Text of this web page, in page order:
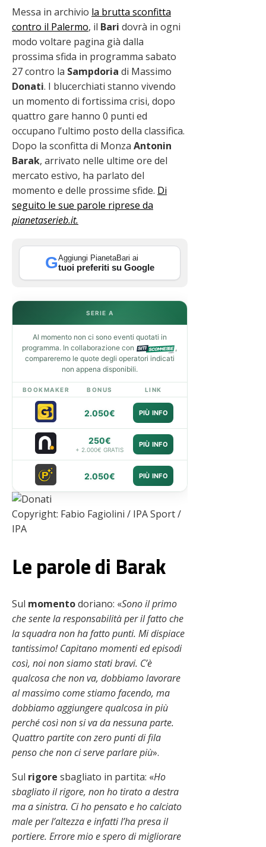
Messa in archivio la brutta sconfitta
contro il Palermo, il Bari dovrà in ogni
modo voltare pagina già dalla
prossima sfida in programma sabato
27 contro la Sampdoria di Massimo
Donati. I blucerchiati stanno vivendo
un momento di fortissima crisi, dopo
quattro gare hanno 0 punti ed
occupano l’ultimo posto della classifica.
Dopo la sconfitta di Monza Antonin
Barak, arrivato nelle ultime ore del
mercato estivo, ha parlato del
momento e delle prossime sfide. Di
seguito le sue parole riprese da
pianetaserieb.it.
GAggiungi PianetaBari ai
tuoi preferiti su Google
SERIE A
Al momento non ci sono eventi quotati in
programma. In collaborazione con
,
compareremo le quote degli operatori indicati
non appena disponibili.
BOOKMAKER BONUS LINK
2.050€ PIÙ INFO
250€
+ 2.000€ GRATIS
PIÙ INFO
2.050€ PIÙ INFO
Copyright: Fabio Fagiolini / IPA Sport /
IPA
Le parole di Barak
Sul momentodoriano: «Sono il primo
che sente la responsabilità per il fatto che
la squadra non ha fatto punti. Mi dispiace
tantissimo! Capitano momenti ed episodi
così, noi non siamo stati bravi. C’è
qualcosa che non va, dobbiamo lavorare
al massimo come stiamo facendo, ma
dobbiamo aggiungere qualcosa in più
perché così non si va da nessuna parte.
Quattro partite con zero punti di fila
penso che non ci serve parlare più».
Sul rigore sbagliato in partita: «Ho
sbagliato il rigore, non ho tirato a destra
ma a sinistra. Ci ho pensato e ho calciato
male per l’altezza e infatti l’ha presa il
portiere. Errore mio e spero di migliorare